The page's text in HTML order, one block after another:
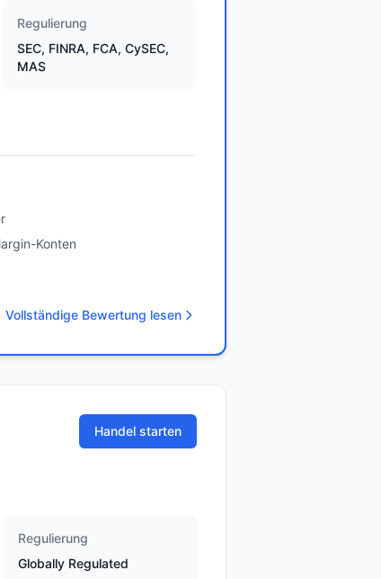
Regulierung
SEC, FINRA, FCA, CySEC,
MAS
Konten
Vollständige Bewertung lesen
Handel starten
Regulierung
Globally Regulated